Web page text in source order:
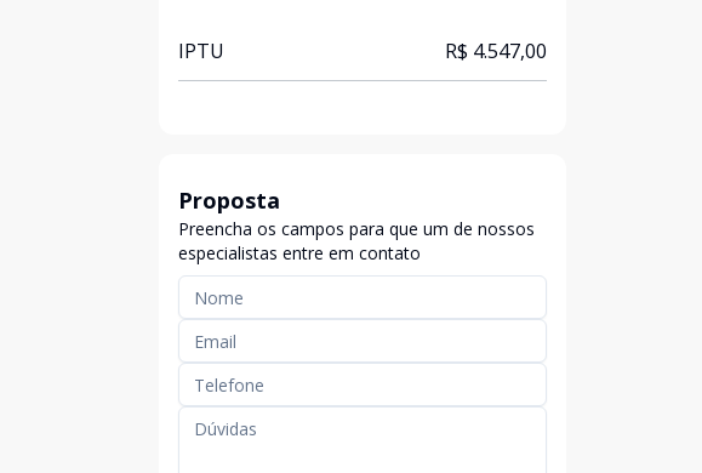
IPTU R$ 4.547,00
Proposta
Preencha os campos para que um de nossos
especialistas entre em contato